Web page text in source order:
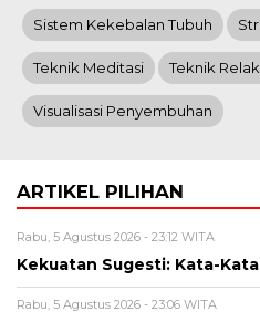
Sistem Kekebalan Tubuh
Teknik Meditasi Teknik
Visualisasi Penyembuhan
ARTIKEL PILIHAN
Rabu, 5 Agustus 2026 - 23:12 WITA
Kekuatan Sugesti: Kata-
Rabu, 5 Agustus 2026 - 23:06 WITA